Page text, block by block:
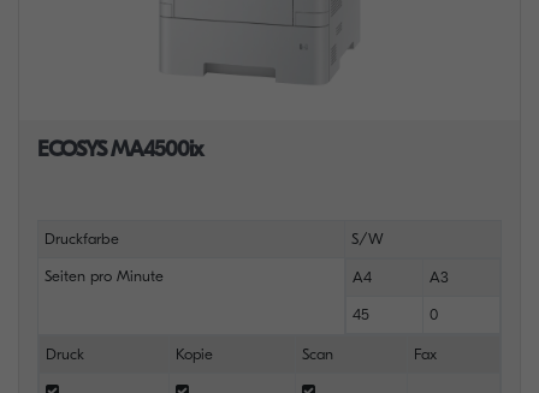
ECOSYS MA4500ix
Druckfarbe S/W
Seiten pro Minute A4 A3
45 0
Druck Kopie Scan Fax